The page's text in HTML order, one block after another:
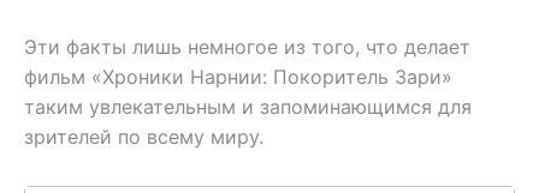
Эти факты лишь немногое из того, что делает
фильм «Хроники Нарнии: Покоритель Зари»
таким увлекательным и запоминающимся для
зрителей по всему миру.